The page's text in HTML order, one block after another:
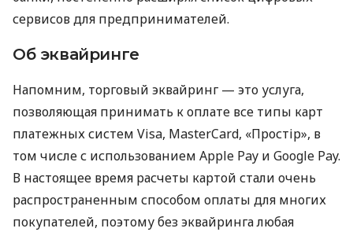
сервисов для предпринимателей.
Об эквайринге
Напомним, торговый эквайринг — это услуга,
позволяющая принимать к оплате все типы карт
платежных систем Visa, MasterCard, «Простір», в
том числе с использованием Apple Pay и Google Pay.
В настоящее время расчеты картой стали очень
распространенным способом оплаты для многих
покупателей, поэтому без эквайринга любая